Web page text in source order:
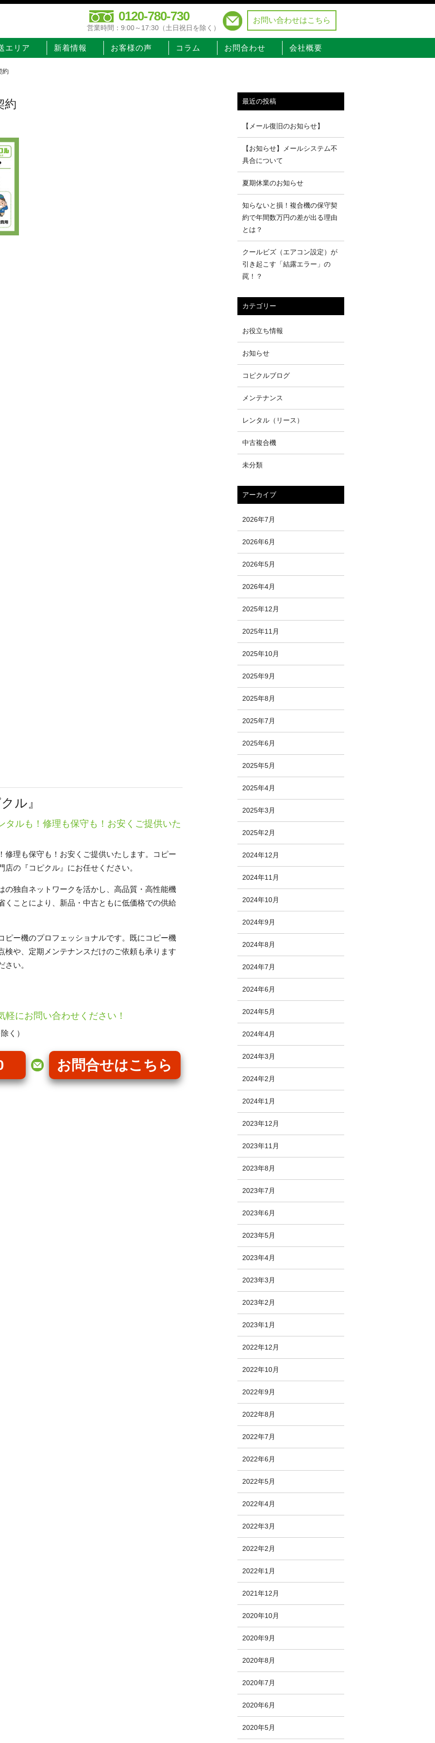
0120-780-730
営業時間：9:00～17:30（土日祝日を除く）
お問い合わせはこちら
エリア 新着情報 お客様の声 コラム お問合わせ 会社概要
約
約
ル』
タルも！修理も保守も！お安くご提供いた
修理も保守も！お安くご提供いたします。コピー
の『コピクル』にお任せください。
の独自ネットワークを活かし、高品質・高性能機
くことにより、新品・中古ともに低価格での供給
ピー機のプロフェッショナルです。既にコピー機
検や、定期メンテナンスだけのご依頼も承ります
さい。
にお問い合わせください！
く）
お問合せはこちら
最近の投稿
【メール復旧のお知らせ】
【お知らせ】メールシステム不
具合について
夏期休業のお知らせ
知らないと損！複合機の保守契
約で年間数万円の差が出る理由
とは？
クールビズ（エアコン設定）が
引き起こす「結露エラー」の
罠！？
カテゴリー
お役立ち情報
お知らせ
コピクルブログ
メンテナンス
レンタル（リース）
中古複合機
未分類
アーカイブ
2026年7月
2026年6月
2026年5月
2026年4月
2025年12月
2025年11月
2025年10月
2025年9月
2025年8月
2025年7月
2025年6月
2025年5月
2025年4月
2025年3月
2025年2月
2024年12月
2024年11月
2024年10月
2024年9月
2024年8月
2024年7月
2024年6月
2024年5月
2024年4月
2024年3月
2024年2月
2024年1月
2023年12月
2023年11月
2023年8月
2023年7月
2023年6月
2023年5月
2023年4月
2023年3月
2023年2月
2023年1月
2022年12月
2022年10月
2022年9月
2022年8月
2022年7月
2022年6月
2022年5月
2022年4月
2022年3月
2022年2月
2022年1月
2021年12月
2020年10月
2020年9月
2020年8月
2020年7月
2020年6月
2020年5月